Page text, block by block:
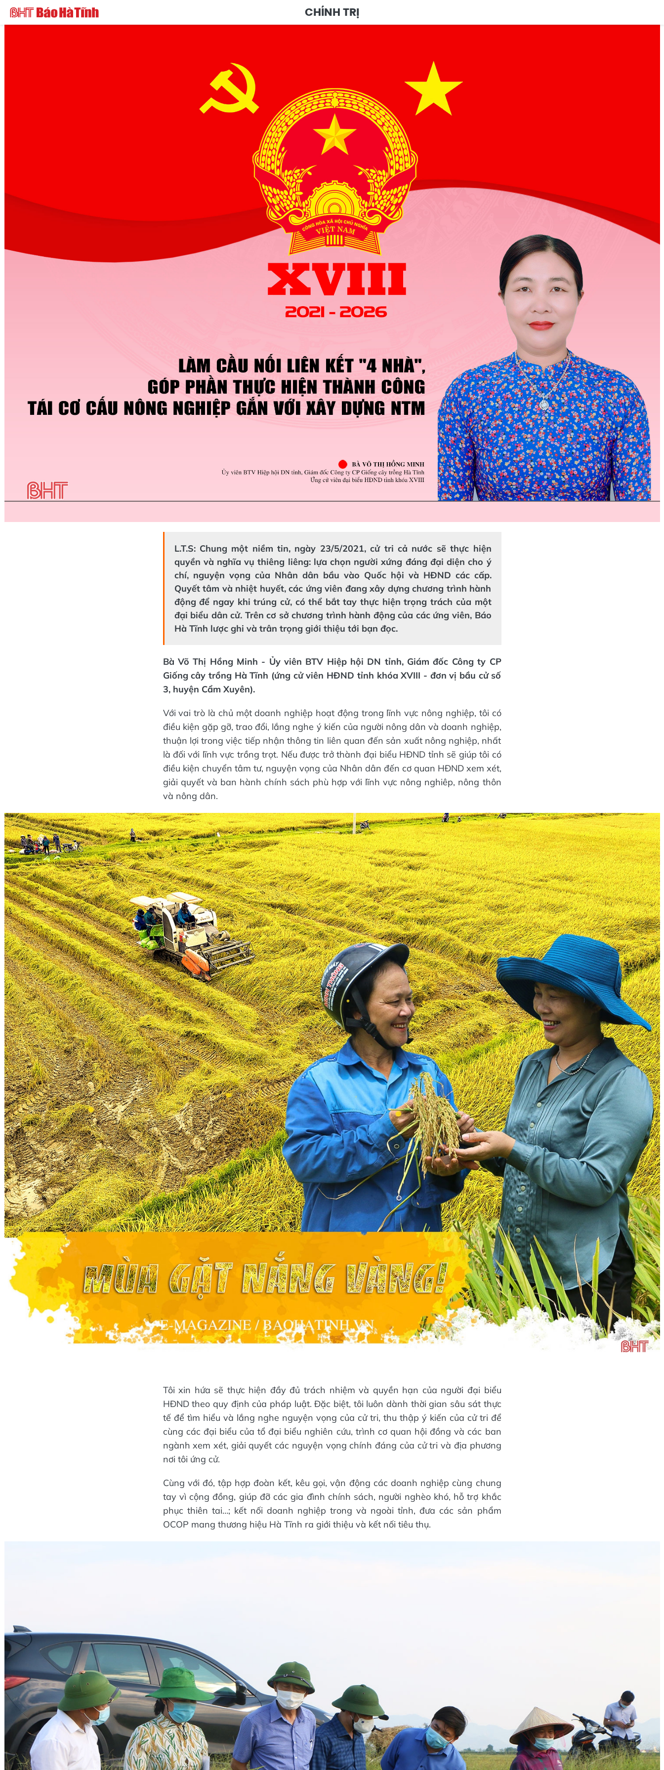
CHÍNH TRỊ
L.T.S: Chung một niềm tin, ngày 23/5/2021, cử tri cả nước sẽ thực hiện
quyền và nghĩa vụ thiêng liêng: lựa chọn người xứng đáng đại diện cho ý
chí, nguyện vọng của Nhân dân bầu vào Quốc hội và HĐND các cấp.
Quyết tâm và nhiệt huyết, các ứng viên đang xây dựng chương trình hành
động để ngay khi trúng cử, có thể bắt tay thực hiện trọng trách của một
đại biểu dân cử. Trên cơ sở chương trình hành động của các ứng viên, Báo
Hà Tĩnh lược ghi và trân trọng giới thiệu tới bạn đọc.
Bà Võ Thị Hồng Minh - Ủy viên BTV Hiệp hội DN tỉnh, Giám đốc Công ty CP
Giống cây trồng Hà Tĩnh (ứng cử viên HĐND tỉnh khóa XVIII - đơn vị bầu cử số
3, huyện Cẩm Xuyên).
Với vai trò là chủ một doanh nghiệp hoạt động trong lĩnh vực nông nghiệp, tôi có
điều kiện gặp gỡ, trao đổi, lắng nghe ý kiến của người nông dân và doanh nghiệp,
thuận lợi trong việc tiếp nhận thông tin liên quan đến sản xuất nông nghiệp, nhất
là đối với lĩnh vực trồng trọt. Nếu được trở thành đại biểu HĐND tỉnh sẽ giúp tôi có
điều kiện chuyển tâm tư, nguyện vọng của Nhân dân đến cơ quan HĐND xem xét,
giải quyết và ban hành chính sách phù hợp với lĩnh vực nông nghiêp, nông thôn
và nông dân.
Tôi xin hứa sẽ thực hiện đầy đủ trách nhiệm và quyền hạn của người đại biểu
HĐND theo quy định của pháp luật. Đặc biệt, tôi luôn dành thời gian sâu sát thực
tế để tìm hiểu và lắng nghe nguyện vọng của cử tri, thu thập ý kiến của cử tri để
cùng các đại biểu của tổ đại biểu nghiên cứu, trình cơ quan hội đồng và các ban
ngành xem xét, giải quyết các nguyện vọng chính đáng của cử tri và địa phương
nơi tôi ứng cử.
Cùng với đó, tập hợp đoàn kết, kêu gọi, vận động các doanh nghiệp cùng chung
tay vì cộng đồng, giúp đỡ các gia đình chính sách, người nghèo khó, hỗ trợ khắc
phục thiên tai…; kết nối doanh nghiệp trong và ngoài tỉnh, đưa các sản phẩm
OCOP mang thương hiệu Hà Tĩnh ra giới thiệu và kết nối tiêu thụ.